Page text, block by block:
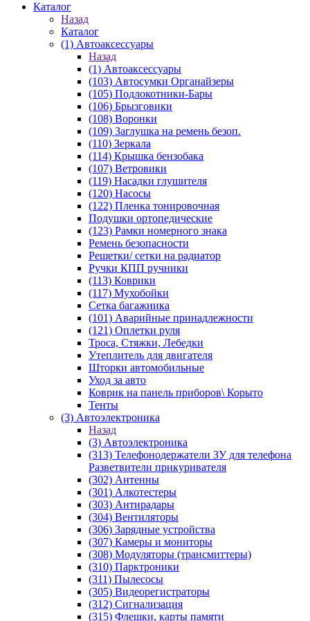
Каталог
Назад
Каталог
(1) Автоаксессуары
Назад
(1) Автоаксессуары
(103) Автосумки Органайзеры
(105) Подлокотники-Бары
(106) Брызговики
(108) Воронки
(109) Заглушка на ремень безоп.
(110) Зеркала
(114) Крышка бензобака
(107) Ветровики
(119) Насадки глушителя
(120) Насосы
(122) Пленка тонировочная
Подушки ортопедические
(123) Рамки номерного знака
Ремень безопасности
Решетки/ сетки на радиатор
Ручки КПП ручники
(113) Коврики
(117) Мухобойки
Сетка багажника
(101) Аварийные принадлежности
(121) Оплетки руля
Троса, Стяжки, Лебедки
Утеплитель для двигателя
Шторки автомобильные
Уход за авто
Коврик на панель приборов\ Корыто
Тенты
(3) Автоэлектроника
Назад
(3) Автоэлектроника
(313) Телефонодержатели ЗУ для телефона
Разветвители прикуривателя
(302) Антенны
(301) Алкотестеры
(303) Антирадары
(304) Вентиляторы
(306) Зарядные устройства
(307) Камеры и мониторы
(308) Модуляторы (трансмиттеры)
(310) Парктроники
(311) Пылесосы
(305) Видеорегистраторы
(312) Сигнализация
(315) Флешки, карты памяти